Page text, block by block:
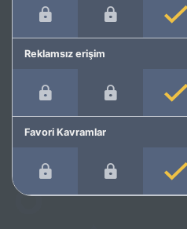
Reklamsız erişim
Favori Kavramlar